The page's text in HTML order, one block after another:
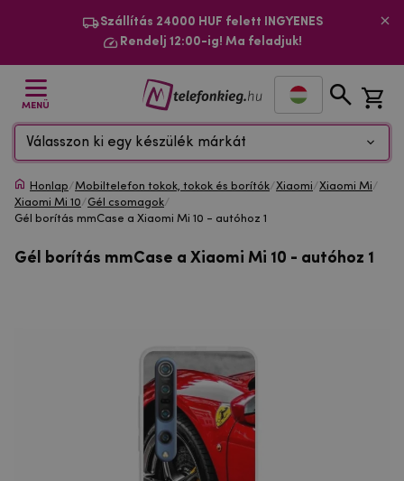
Szállítás 24000 HUF felett INGYENES
Rendelj 12:00-ig! Ma feladjuk!
MENÜ
Válasszon ki egy készülék márkát
Honlap/Mobiltelefon tokok, tokok és borítók/Xiaomi/Xiaomi Mi/
Xiaomi Mi 10/Gél csomagok/
Gél borítás mmCase a Xiaomi Mi 10 - autóhoz 1
Gél borítás mmCase a Xiaomi Mi 10 - autóhoz 1